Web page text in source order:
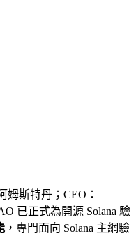
姆斯特丹；CEO：
已正式為開源 Solana 驗
，專門面向 Solana 主網驗